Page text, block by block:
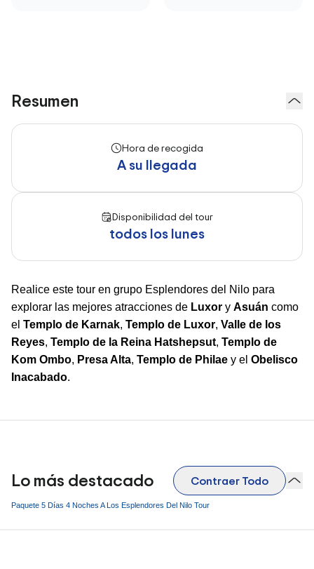
Resumen
Hora de recogida
A su llegada
Disponibilidad del tour
todos los lunes
Realice este tour en grupo Esplendores del Nilo para
explorar las mejores atracciones de Luxor y Asuán como
el Templo de Karnak, Templo de Luxor, Valle de los
Reyes, Templo de la Reina Hatshepsut, Templo de
Kom Ombo, Presa Alta, Templo de Philae y el Obelisco
Inacabado.
Lo más destacado Contraer Todo
Paquete 5 Días 4 Noches A Los Esplendores Del Nilo Tour